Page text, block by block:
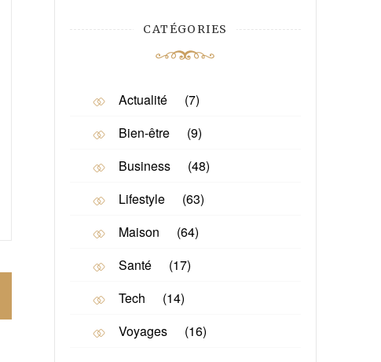
CATÉGORIES
Actualité
(7)
Bien-être
(9)
Business
(48)
Lifestyle
(63)
Maison
(64)
Santé
(17)
Tech
(14)
Voyages
(16)